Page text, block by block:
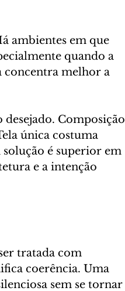
ambientes em que
quando a
concentra melhor a
Composição
única costuma
é superior em
e a intenção
tratada com
coerência. Uma
sem se tornar